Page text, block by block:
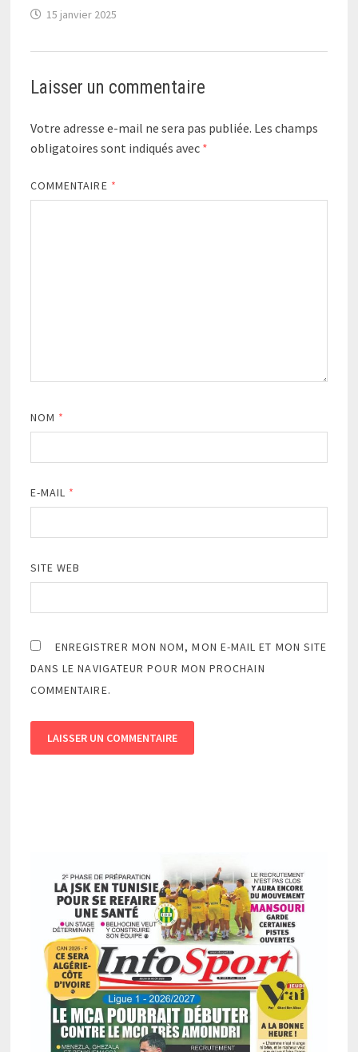
15 janvier 2025
Laisser un commentaire
Votre adresse e-mail ne sera pas publiée. Les champs
obligatoires sont indiqués avec *
COMMENTAIRE *
NOM *
E-MAIL *
SITE WEB
ENREGISTRER MON NOM, MON E-MAIL ET MON SITE
DANS LE NAVIGATEUR POUR MON PROCHAIN
COMMENTAIRE.